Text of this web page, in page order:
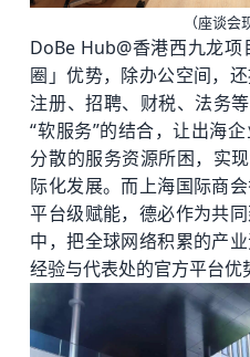
（座谈会
DoBe Hub@香港西九龙
圈」优势，除办公空间，
注册、招聘、财税、法务
“软服务”的结合，让出海
分散的服务资源所困，实
际化发展。而上海国际商
平台级赋能，德必作为共
中，把全球网络积累的产
经验与代表处的官方平台优